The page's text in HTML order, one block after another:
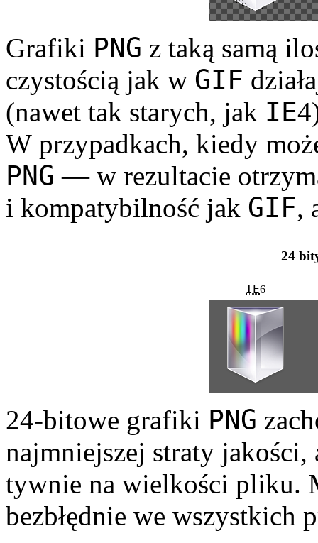
Grafiki PNG z taką samą
czys­tością jak w GIF
(nawet tak starych, jak IE
W przypadkach, kiedy
PNG — w rezultacie
i kompatybilność jak GIF,
24
IE6
24-bitowe grafiki PNG
najmniejszej straty
tywnie na wiel­kości pliku.
bezbłędnie we wszystkich